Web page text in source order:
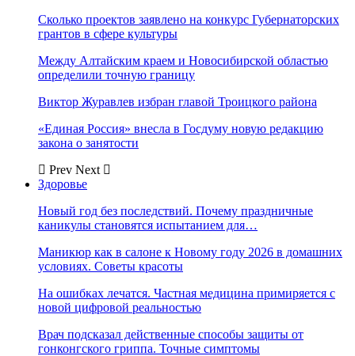
Сколько проектов заявлено на конкурс Губернаторских
грантов в сфере культуры
Между Алтайским краем и Новосибирской областью
определили точную границу
Виктор Журавлев избран главой Троицкого района
«Единая Россия» внесла в Госдуму новую редакцию
закона о занятости
Prev Next
Здоровье
Новый год без последствий. Почему праздничные
каникулы становятся испытанием для…
Маникюр как в салоне к Новому году 2026 в домашних
условиях. Советы красоты
На ошибках лечатся. Частная медицина примиряется с
новой цифровой реальностью
Врач подсказал действенные способы защиты от
гонконгского гриппа. Точные симптомы